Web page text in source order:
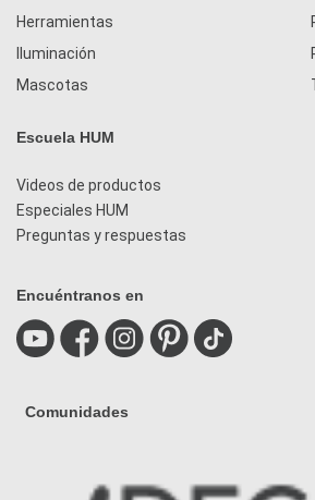
Herramientas
Iluminación
Mascotas
Escuela HUM
Videos de productos
Especiales HUM
Preguntas y respuestas
Encuéntranos en
Comunidades